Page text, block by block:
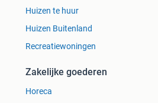
Huizen te huur
Huizen Buitenland
Recreatiewoningen
Zakelijke goederen
Horeca